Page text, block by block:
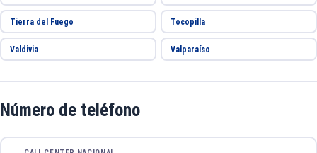
Tierra del Fuego Tocopilla
Valdivia Valparaíso
Número de teléfono